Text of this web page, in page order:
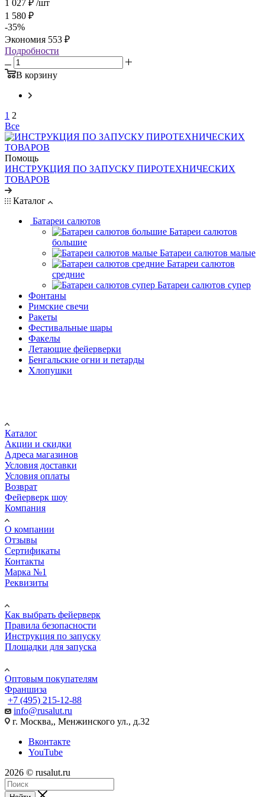
1 027 ₽ /шт
1 580 ₽
-35%
Экономия 553 ₽
Подробности
В корзину
1 2
Все
Помощь
ИНСТРУКЦИЯ ПО ЗАПУСКУ ПИРОТЕХНИЧЕСКИХ
ТОВАРОВ
Каталог
Батареи салютов
Батареи салютов
большие
Батареи салютов малые
Батареи салютов
средние
Батареи салютов супер
Фонтаны
Римские свечи
Ракеты
Фестивальные шары
Факелы
Летающие фейерверки
Бенгальские огни и петарды
Хлопушки
Каталог
Акции и скидки
Адреса магазинов
Условия доставки
Условия оплаты
Возврат
Фейерверк шоу
Компания
О компании
Отзывы
Сертификаты
Контакты
Марка №1
Реквизиты
Как выбрать фейерверк
Правила безопасности
Инструкция по запуску
Площадки для запуска
Оптовым покупателям
Франшиза
+7 (495) 215-12-88
info@rusalut.ru
г. Москва,, Менжинского ул., д.32
Вконтакте
YouTube
2026 © rusalut.ru